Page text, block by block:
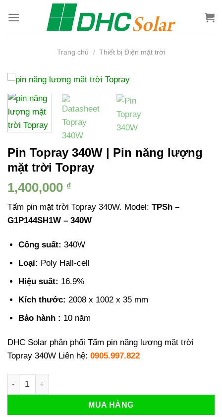
qua
nội
Trang chủ / Thiết bị Điện mặt trời
Pin Topray 340W | Pin năng lượng
mặt trời Topray
1,400,000 ₫
Tấm pin mặt trời Topray 340W. Model: TPSh –
G1P144SH1W – 340W
Công suất: 340W
Loại: Poly Hall-cell
Hiệu suất: 16.9%
Kích thước: 2008 x 1002 x 35 mm
Bảo hành : 10 năm
DHC Solar phân phối Tấm pin năng lượng mặt trời
Topray 340W Liên hệ: 0905.997.822
Pin Topray 340W | Pin năng lượng mặt trời Topray số lượng
MUA HÀNG